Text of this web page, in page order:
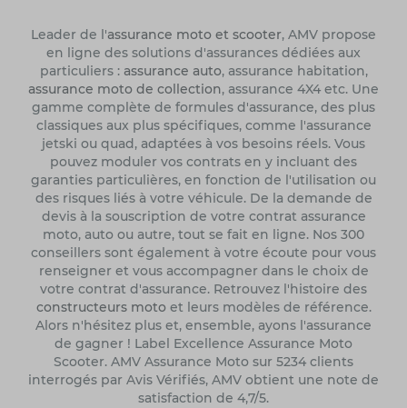
Leader de l'assurance moto et scooter, AMV propose
en ligne des solutions d'assurances dédiées aux
particuliers : assurance auto, assurance habitation,
assurance moto de collection, assurance 4X4 etc. Une
gamme complète de formules d'assurance, des plus
classiques aux plus spécifiques, comme l'assurance
jetski ou quad, adaptées à vos besoins réels. Vous
pouvez moduler vos contrats en y incluant des
garanties particulières, en fonction de l'utilisation ou
des risques liés à votre véhicule. De la demande de
devis à la souscription de votre contrat assurance
moto, auto ou autre, tout se fait en ligne. Nos 300
conseillers sont également à votre écoute pour vous
renseigner et vous accompagner dans le choix de
votre contrat d'assurance. Retrouvez l'histoire des
constructeurs motoet leurs modèles de référence.
Alors n'hésitez plus et, ensemble, ayons l'assurance
de gagner ! Label Excellence Assurance Moto
Scooter. AMV Assurance Moto sur 5234 clients
interrogés par Avis Vérifiés, AMV obtient une note de
satisfaction de 4,7/5.